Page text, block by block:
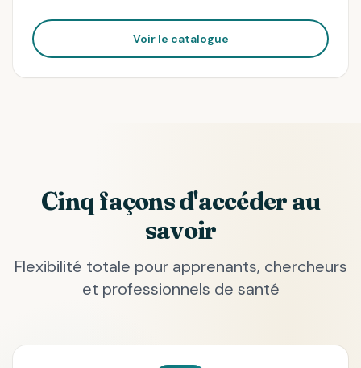
Voir le catalogue
Cinq façons d'accéder au
savoir
Flexibilité totale pour apprenants, chercheurs
et professionnels de santé